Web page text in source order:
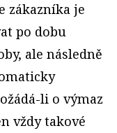
zákazníka je
po dobu
ale následně
li o výmaz
vždy takové